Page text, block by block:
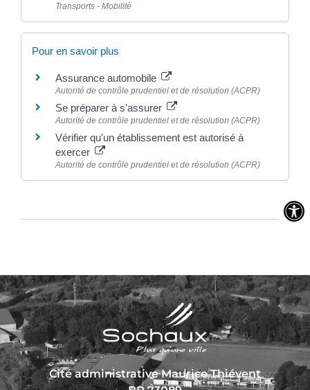
Transports - Mobilité
Pour en savoir plus
Assurance automobile
Autorité de contrôle prudentiel et de résolution (ACPR)
Se préparer à s'assurer
Autorité de contrôle prudentiel et de résolution (ACPR)
Vérifier qu'un établissement est autorisé à
exercer
Autorité de contrôle prudentiel et de résolution (ACPR)
Cité administrative Maurice Thiévent